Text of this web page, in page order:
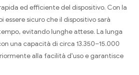
ed efficiente del dispositivo. Con la
essere sicuro che il dispositivo sarà
evitando lunghe attese. La lunga
una capacità di circa 13.350–15.000
alla facilità d'uso e garantisce